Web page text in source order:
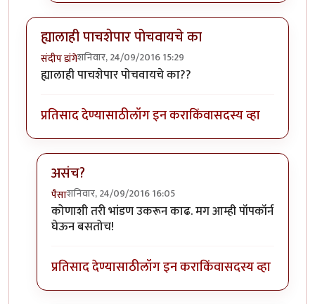
ह्यालाही पाचशेपार पोचवायचे का
संदीप डांगेशनिवार, 24/09/2016 15:29
ह्यालाही पाचशेपार पोचवायचे का??
प्रतिसाद देण्यासाठीलॉग इन कराकिंवासदस्य व्हा
असंच?
पैसाशनिवार, 24/09/2016 16:05
In reply toह्यालाही पाचशेपार पोचवायचे काbyसंदीप डांगे
कोणाशी तरी भांडण उकरून काढ. मग आम्ही पॉपकॉर्न
घेऊन बसतोच!
प्रतिसाद देण्यासाठीलॉग इन कराकिंवासदस्य व्हा